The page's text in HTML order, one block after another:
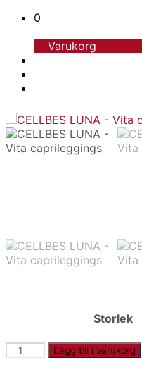
0
Varukorg
Storlek
CELLBES
Lägg till i varukorg